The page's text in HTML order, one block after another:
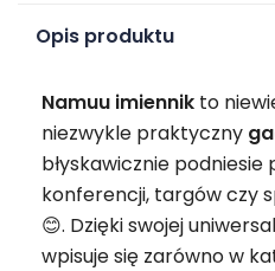
Opis produktu
Namuu imiennik to
niezwykle praktyczny
błyskawicznie podniesie
konferencji, targów czy
😊. Dzięki swojej
wpisuje się zarówno w